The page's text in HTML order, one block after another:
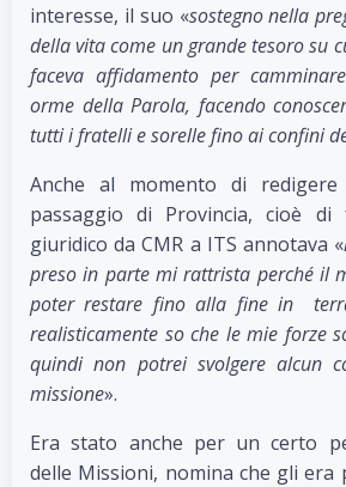
interesse, il suo «sostegno nella
della vita come un grande tesoro su
faceva affidamento per
orme della Parola, facendo
tutti i fratelli e sorelle fino ai confini
Anche al momento di
passaggio di Provincia, cioè
giuridico da CMR a ITS annotava «
preso in parte mi rattrista perché il
poter restare fino alla fine in
realisticamente so che le mie forze
quindi non potrei svolgere alcun
missione».
Era stato anche per un certo
delle Missioni, nomina che gli era